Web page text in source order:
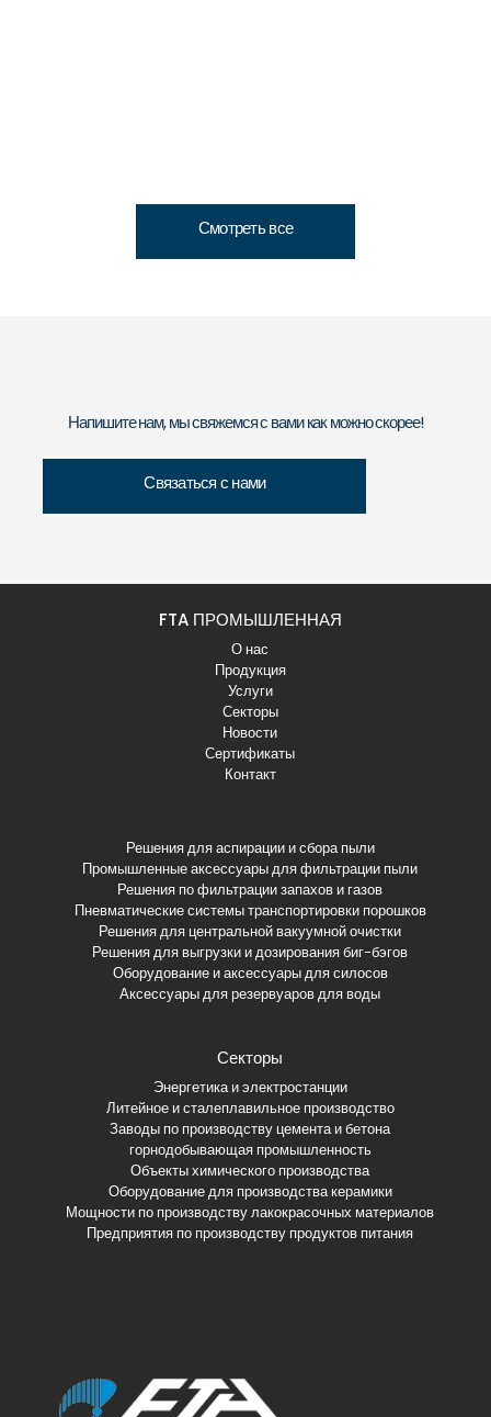
Смотреть все
Напишите нам, мы свяжемся с вами как можно скорее!
Связаться с нами
FTA ПРОМЫШЛЕННАЯ
О нас
Продукция
Услуги
Секторы
Новости
Сертификаты
Контакт
Решения для аспирации и сбора пыли
Промышленные аксессуары для фильтрации пыли
Решения по фильтрации запахов и газов
Пневматические системы транспортировки порошков
Решения для центральной вакуумной очистки
Решения для выгрузки и дозирования биг-бэгов
Оборудование и аксессуары для силосов
Аксессуары для резервуаров для воды
Секторы
Энергетика и электростанции
Литейное и сталеплавильное производство
Заводы по производству цемента и бетона
горнодобывающая промышленность
Объекты химического производства
Оборудование для производства керамики
Мощности по производству лакокрасочных материалов
Предприятия по производству продуктов питания